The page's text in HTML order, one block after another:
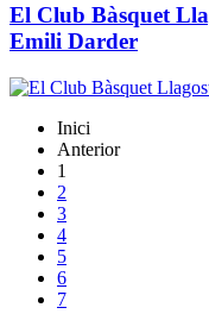
El Club Bàsquet
Emili Darder
Inici
Anterior
1
2
3
4
5
6
7